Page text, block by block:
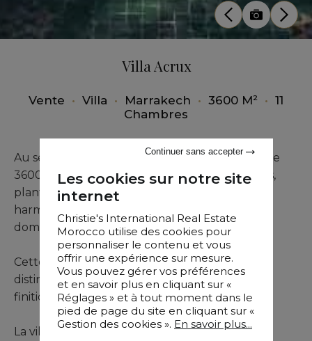
Villa Acrux
Vente • Villa • Marrakech • 3600 M² • 11
Chambres
Au sein de la Palmeraie, ce somptueux palais de
3600 m² s’inscrit dans un jardin de 2,3 hectares,
planté de palmiers majestueux qui entourent
harmonieusement les différents bâtiments du
domaine.
Cette propriété unique et prestigieuse se
distingue par ses vastes espaces de vie et ses
finitions haut de gamme.
La villa principale se compose de 9 suites
Les cookies sur notre site
internet
Christie's International Real Estate
Morocco utilise des cookies pour
personnaliser le contenu et vous
offrir une expérience sur mesure.
Vous pouvez gérer vos préférences
et en savoir plus en cliquant sur «
Réglages » et à tout moment dans le
pied de page du site en cliquant sur «
Gestion des cookies ». En savoir plus...
Continuer sans accepter